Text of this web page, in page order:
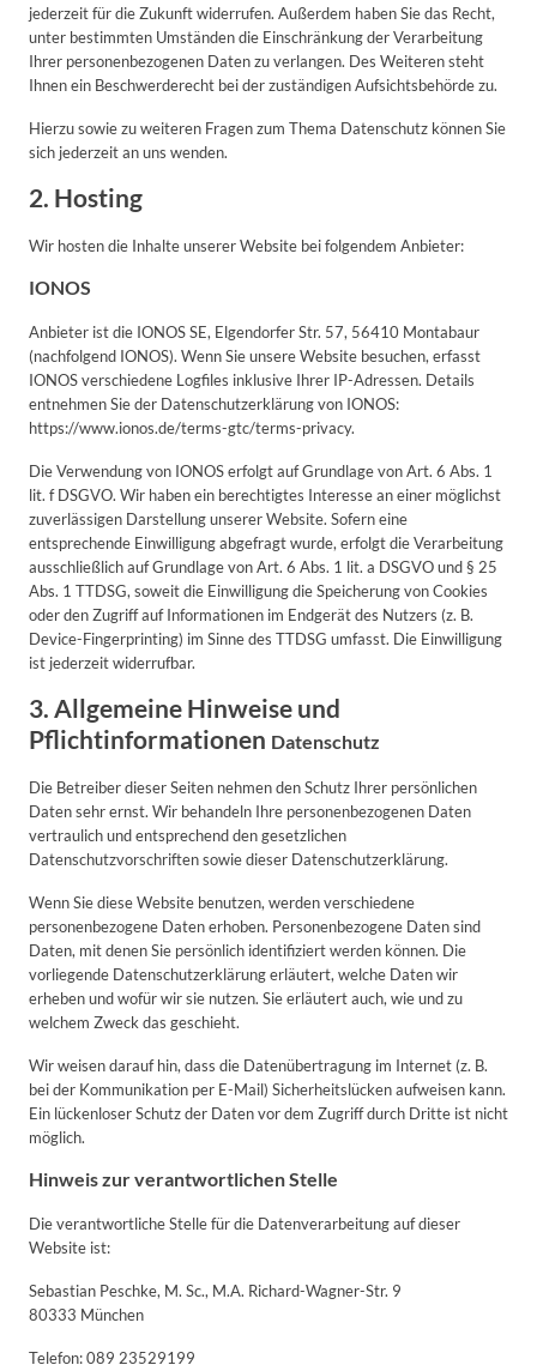
jederzeit für die Zukunft widerrufen. Außerdem haben Sie das Recht,
unter bestimmten Umständen die Einschränkung der Verarbeitung
Ihrer personenbezogenen Daten zu verlangen. Des Weiteren steht
Ihnen ein Beschwerderecht bei der zuständigen Aufsichtsbehörde zu.
Hierzu sowie zu weiteren Fragen zum Thema Datenschutz können Sie
sich jederzeit an uns wenden.
2. Hosting
Wir hosten die Inhalte unserer Website bei folgendem Anbieter:
IONOS
Anbieter ist die IONOS SE, Elgendorfer Str. 57, 56410 Montabaur
(nachfolgend IONOS). Wenn Sie unsere Website besuchen, erfasst
IONOS verschiedene Logfiles inklusive Ihrer IP-Adressen. Details
entnehmen Sie der Datenschutzerklärung von IONOS:
https://www.ionos.de/terms-gtc/terms-privacy.
Die Verwendung von IONOS erfolgt auf Grundlage von Art. 6 Abs. 1
lit. f DSGVO. Wir haben ein berechtigtes Interesse an einer möglichst
zuverlässigen Darstellung unserer Website. Sofern eine
entsprechende Einwilligung abgefragt wurde, erfolgt die Verarbeitung
ausschließlich auf Grundlage von Art. 6 Abs. 1 lit. a DSGVO und § 25
Abs. 1 TTDSG, soweit die Einwilligung die Speicherung von Cookies
oder den Zugriff auf Informationen im Endgerät des Nutzers (z. B.
Device-Fingerprinting) im Sinne des TTDSG umfasst. Die Einwilligung
ist jederzeit widerrufbar.
3. Allgemeine Hinweise und
Pflichtinformationen Datenschutz
Die Betreiber dieser Seiten nehmen den Schutz Ihrer persönlichen
Daten sehr ernst. Wir behandeln Ihre personenbezogenen Daten
vertraulich und entsprechend den gesetzlichen
Datenschutzvorschriften sowie dieser Datenschutzerklärung.
Wenn Sie diese Website benutzen, werden verschiedene
personenbezogene Daten erhoben. Personenbezogene Daten sind
Daten, mit denen Sie persönlich identifiziert werden können. Die
vorliegende Datenschutzerklärung erläutert, welche Daten wir
erheben und wofür wir sie nutzen. Sie erläutert auch, wie und zu
welchem Zweck das geschieht.
Wir weisen darauf hin, dass die Datenübertragung im Internet (z. B.
bei der Kommunikation per E-Mail) Sicherheitslücken aufweisen kann.
Ein lückenloser Schutz der Daten vor dem Zugriff durch Dritte ist nicht
möglich.
Hinweis zur verantwortlichen Stelle
Die verantwortliche Stelle für die Datenverarbeitung auf dieser
Website ist:
Sebastian Peschke, M. Sc., M.A. Richard-Wagner-Str. 9
80333 München
Telefon: 089 23529199